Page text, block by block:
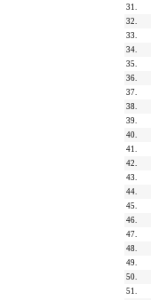
31.
32.
33.
34.
35.
36.
37.
38.
39.
40.
41.
42.
43.
44.
45.
46.
47.
48.
49.
50.
51.